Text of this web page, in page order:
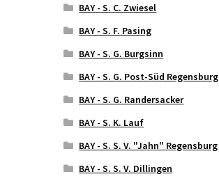
BAY - S. C. Zwiesel
BAY - S. F. Pasing
BAY - S. G. Burgsinn
BAY - S. G. Post-Süd Regensburg
BAY - S. G. Randersacker
BAY - S. K. Lauf
BAY - S. S. V. "Jahn" Regensburg
BAY - S. S. V. Dillingen